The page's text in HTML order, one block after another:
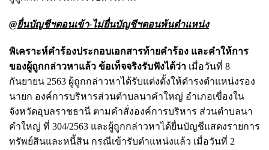
@ยื่นบัญชีฯตอนเข้า-ไม่ยื่นบัญชีฯตอนพ้นตำแหน่ง
พิเคราะห์คำร้องประกอบเอกสารท้ายคำร้อง และคำให้การ
ของผู้ถูกกล่าวหาแล้ว ข้อเท็จจริงรับฟังได้ว่า เมื่อวันที่ 8
กันยายน 2563 ผู้ถูกกล่าวหาได้รับแต่งตั้งให้ดำรงตำแหน่งรอง
นายก องค์การบริหารส่วนตำบลนาคำใหญ่ อำเภอเขื่องใน
จังหวัดอุบลราชธานี ตามคำสั่งองค์การบริหาร ส่วนตำบลนา
คำใหญ่ ที่ 304/2563 และผู้ถูกกล่าวหาได้ยื่นบัญชีแสดงรายการ
ทรัพย์สินและหนี้สิน กรณีเข้ารับตำแหน่งแล้ว เมื่อวันที่ 2